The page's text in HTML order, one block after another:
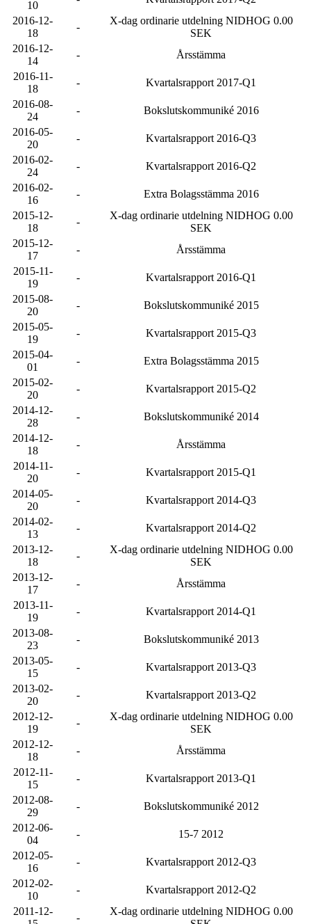
10
2016-12-
18
-
X-dag ordinarie utdelning NIDHOG 0.00
SEK
2016-12-
14
-
Årsstämma
2016-11-
18
-
Kvartalsrapport 2017-Q1
2016-08-
24
-
Bokslutskommuniké 2016
2016-05-
20
-
Kvartalsrapport 2016-Q3
2016-02-
24
-
Kvartalsrapport 2016-Q2
2016-02-
16
-
Extra Bolagsstämma 2016
2015-12-
18
-
X-dag ordinarie utdelning NIDHOG 0.00
SEK
2015-12-
17
-
Årsstämma
2015-11-
19
-
Kvartalsrapport 2016-Q1
2015-08-
20
-
Bokslutskommuniké 2015
2015-05-
19
-
Kvartalsrapport 2015-Q3
2015-04-
01
-
Extra Bolagsstämma 2015
2015-02-
20
-
Kvartalsrapport 2015-Q2
2014-12-
28
-
Bokslutskommuniké 2014
2014-12-
18
-
Årsstämma
2014-11-
20
-
Kvartalsrapport 2015-Q1
2014-05-
20
-
Kvartalsrapport 2014-Q3
2014-02-
13
-
Kvartalsrapport 2014-Q2
2013-12-
18
-
X-dag ordinarie utdelning NIDHOG 0.00
SEK
2013-12-
17
-
Årsstämma
2013-11-
19
-
Kvartalsrapport 2014-Q1
2013-08-
23
-
Bokslutskommuniké 2013
2013-05-
15
-
Kvartalsrapport 2013-Q3
2013-02-
20
-
Kvartalsrapport 2013-Q2
2012-12-
19
-
X-dag ordinarie utdelning NIDHOG 0.00
SEK
2012-12-
18
-
Årsstämma
2012-11-
15
-
Kvartalsrapport 2013-Q1
2012-08-
29
-
Bokslutskommuniké 2012
2012-06-
04
-
15-7 2012
2012-05-
16
-
Kvartalsrapport 2012-Q3
2012-02-
10
-
Kvartalsrapport 2012-Q2
2011-12-
-
X-dag ordinarie utdelning NIDHOG 0.00